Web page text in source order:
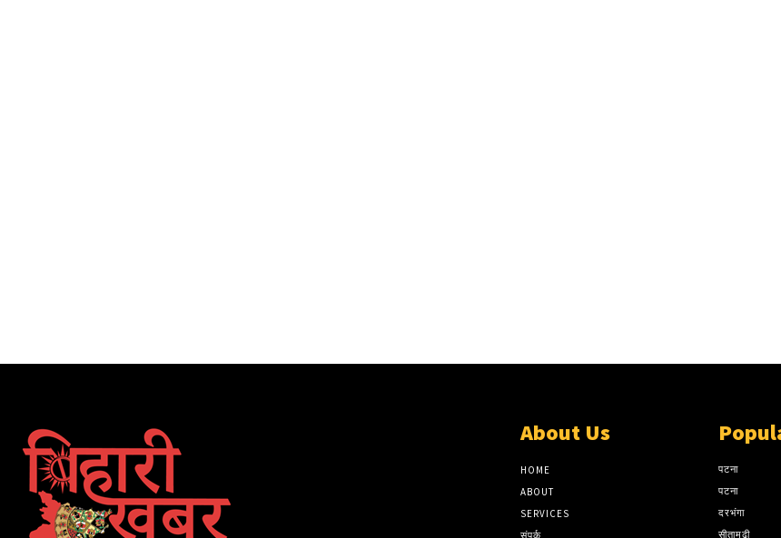
About Us
HOME
ABOUT
SERVICES
संपर्क
पटना
पटना
दरभंगा
सीतामढ़ी